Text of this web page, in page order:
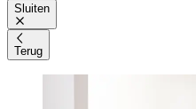
Sluiten
Terug